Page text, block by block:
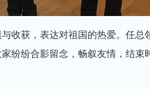
收获，表达对祖国的热爱。任总
纷纷合影留念，畅叙友情，结束